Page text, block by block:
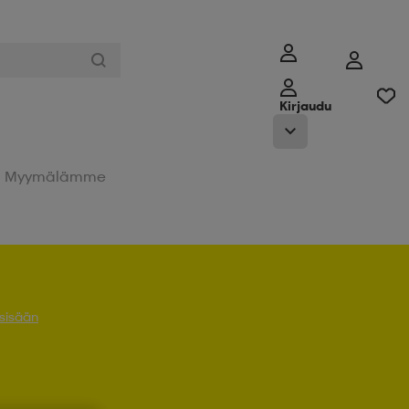
Kirjaudu
Myymälämme